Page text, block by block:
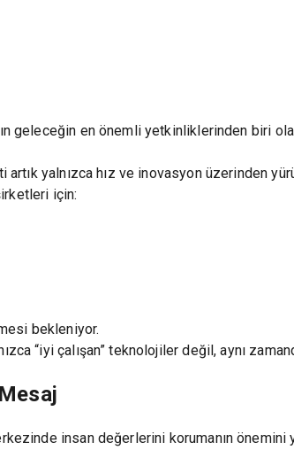
geleceğin en önemli yetkinliklerinden biri
yalnızca hız ve inovasyon üzerinden
için:
bekleniyor.
“iyi çalışan” teknolojiler değil, aynı
insan değerlerini korumanın önemini